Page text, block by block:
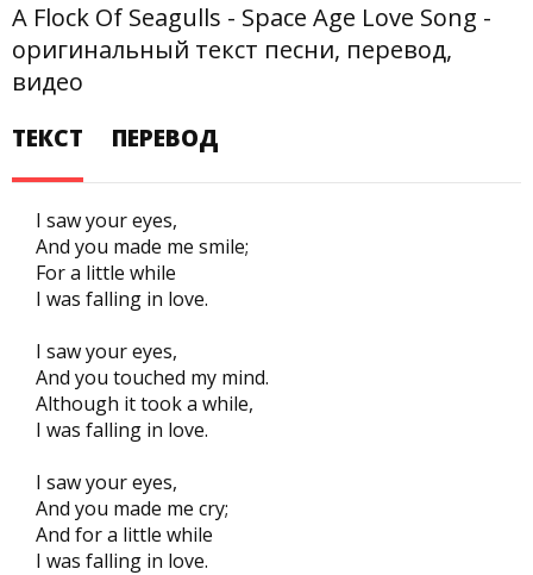
A Flock Of Seagulls - Space Age Love Song -
оригинальный текст песни, перевод,
видео
ТЕКСТ
ПЕРЕВОД
I saw your eyes,
And you made me smile;
For a little while
I was falling in love.
I saw your eyes,
And you touched my mind.
Although it took a while,
I was falling in love.
I saw your eyes,
And you made me cry;
And for a little while
I was falling in love.